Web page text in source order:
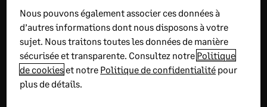
gestion, de suivi de la trésorerie et d’anticipation
des décisions financières. Plusieurs intervenants
ont accepté l’invitation de Sage, début juin, à
l’occasion de l’ouverture de ses nouveaux bureaux,
pour en discuter.
Nous pouvons également associer ces données à
d’autres informations dont nous disposons à votre
sujet. Nous traitons toutes les données de manière
sécurisée et transparente. Consultez notre Politique
de cookieset notre Politique de confidentialité pour
plus de détails.